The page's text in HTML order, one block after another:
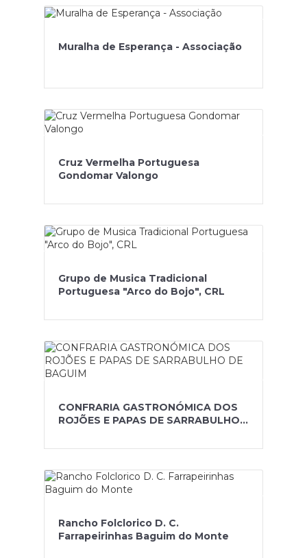
Muralha de Esperança - Associação
Cruz Vermelha Portuguesa
Gondomar Valongo
Grupo de Musica Tradicional
Portuguesa "Arco do Bojo", CRL
CONFRARIA GASTRONÓMICA DOS
ROJÕES E PAPAS DE SARRABULHO
Rancho Folclorico D. C.
Farrapeirinhas Baguim do Monte